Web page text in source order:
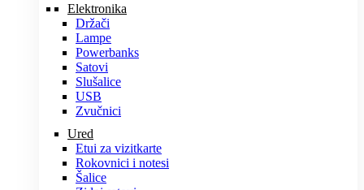
Elektronika
Držači
Lampe
Powerbanks
Satovi
Slušalice
USB
Zvučnici
Ured
Etui za vizitkarte
Rokovnici i notesi
Šalice